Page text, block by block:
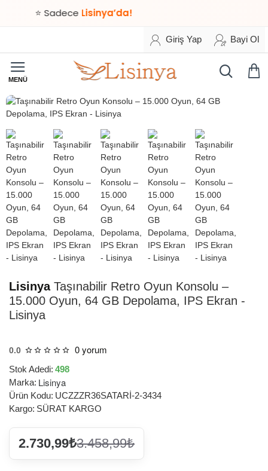
⭐ SadeceLisinya’da!
Giriş Yap Bayi Ol
TESLİMAT
LisinyaTaşınabilir Retro Oyun Konsolu –
15.000 Oyun, 64 GB Depolama, IPS Ekran -
Lisinya
0.0 0 yorum
Stok Adedi: 498
Marka: Lisinya
Ürün Kodu: UCZZZR36SATARİ-2-3434
Kargo: SÜRAT KARGO
2.730,99₺3.458,99₺